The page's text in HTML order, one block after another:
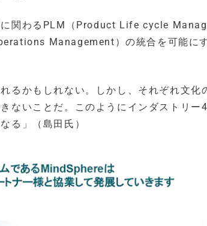
関わるPLM（Product Life cycle
Management）の統合を可能に
るかもしれない。しかし、それぞれ文
ないことだ。このようにインダストリ
る」（島田氏）